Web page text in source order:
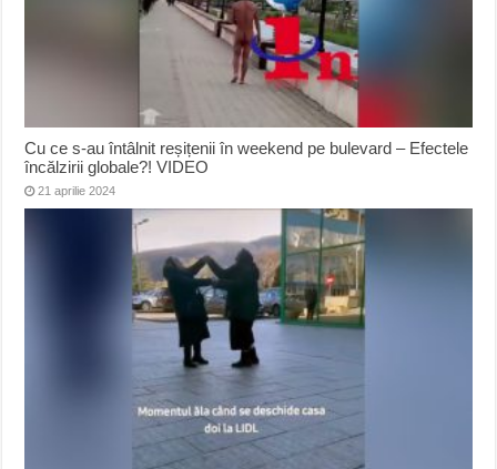
Cu ce s-au întâlnit reșițenii în weekend pe bulevard – Efectele
încălzirii globale?! VIDEO
21 aprilie 2024